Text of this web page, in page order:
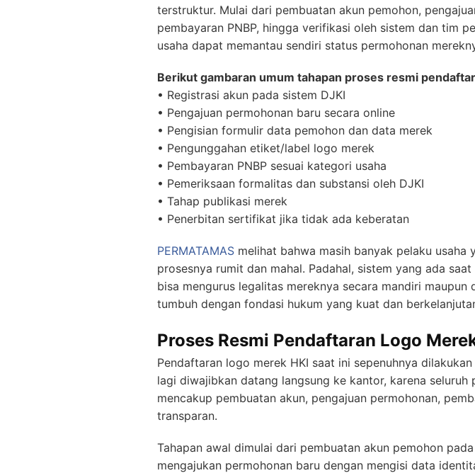
terstruktur. Mulai dari pembuatan akun pemohon,
pembayaran PNBP, hingga verifikasi oleh sistem dan tim
usaha dapat memantau sendiri status permohonan
Berikut gambaran umum tahapan proses resmi
• Registrasi akun pada sistem DJKI
• Pengajuan permohonan baru secara online
• Pengisian formulir data pemohon dan data merek
• Pengunggahan etiket/label logo merek
• Pembayaran PNBP sesuai kategori usaha
• Pemeriksaan formalitas dan substansi oleh DJKI
• Tahap publikasi merek
• Penerbitan sertifikat jika tidak ada keberatan
PERMATAMAS melihat bahwa masih banyak pelaku
prosesnya rumit dan mahal. Padahal, sistem yang ada
bisa mengurus legalitas mereknya secara mandiri
tumbuh dengan fondasi hukum yang kuat dan
Proses Resmi Pendaftaran Logo
Pendaftaran logo merek HKI saat ini sepenuhnya
lagi diwajibkan datang langsung ke kantor, karena
mencakup pembuatan akun, pengajuan permohonan,
transparan.
Tahapan awal dimulai dari pembuatan akun pemohon
mengajukan permohonan baru dengan mengisi data